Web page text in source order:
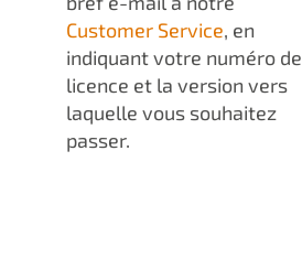
Customer Service, en
indiquant votre numéro de
licence et la version vers
laquelle vous souhaitez
passer.